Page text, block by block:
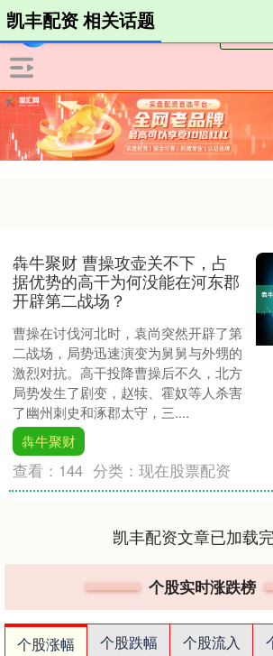
凯丰配资 相关话题
犇牛聚财 曹操攻壶关不下，占
据优势的高干为何没能在河东郡
开辟第二战场？
曹操在讨伐河北时，袁尚突然开辟了第
二战场，局势迅速演变为舅舅与外甥的
激烈对抗。高干投降曹操后不久，北方
局势发生了剧变，赵犊、霍奴等人杀害
了幽州刺史和涿郡太守，三....
犇牛聚财
查看： 144 分类：现在股票配资
凯丰配资文章已加载
个股实时涨跌榜
个股涨幅 个股跌幅 个股流入